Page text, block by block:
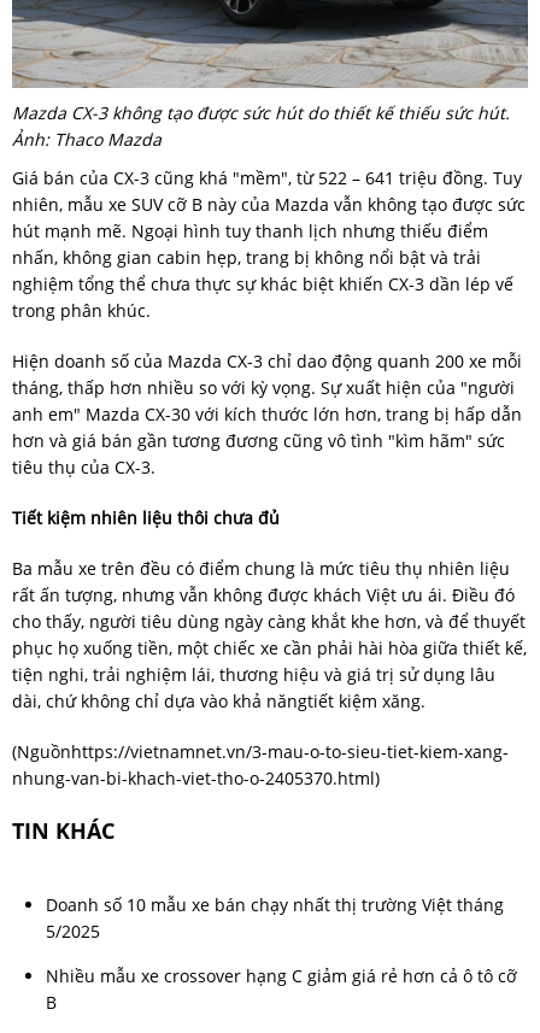
Mazda CX-3 không tạo được sức hút do thiết kế thiếu sức hút.
Ảnh: Thaco Mazda
Giá bán của CX-3 cũng khá "mềm", từ 522 – 641 triệu đồng. Tuy
nhiên, mẫu xe SUV cỡ B này của Mazda vẫn không tạo được sức
hút mạnh mẽ. Ngoại hình tuy thanh lịch nhưng thiếu điểm
nhấn, không gian cabin hẹp, trang bị không nổi bật và trải
nghiệm tổng thể chưa thực sự khác biệt khiến CX-3 dần lép vế
trong phân khúc.
Hiện doanh số của Mazda CX-3 chỉ dao động quanh 200 xe mỗi
tháng, thấp hơn nhiều so với kỳ vọng. Sự xuất hiện của "người
anh em" Mazda CX-30 với kích thước lớn hơn, trang bị hấp dẫn
hơn và giá bán gần tương đương cũng vô tình "kìm hãm" sức
tiêu thụ của CX-3.
Tiết kiệm nhiên liệu thôi chưa đủ
Ba mẫu xe trên đều có điểm chung là mức tiêu thụ nhiên liệu
rất ấn tượng, nhưng vẫn không được khách Việt ưu ái. Điều đó
cho thấy, người tiêu dùng ngày càng khắt khe hơn, và để thuyết
phục họ xuống tiền, một chiếc xe cần phải hài hòa giữa thiết kế,
tiện nghi, trải nghiệm lái, thương hiệu và giá trị sử dụng lâu
dài, chứ không chỉ dựa vào khả năngtiết kiệm xăng.
(Nguồnhttps://vietnamnet.vn/3-mau-o-to-sieu-tiet-kiem-xang-
nhung-van-bi-khach-viet-tho-o-2405370.html)
TIN KHÁC
Doanh số 10 mẫu xe bán chạy nhất thị trường Việt tháng
5/2025
Nhiều mẫu xe crossover hạng C giảm giá rẻ hơn cả ô tô cỡ
B